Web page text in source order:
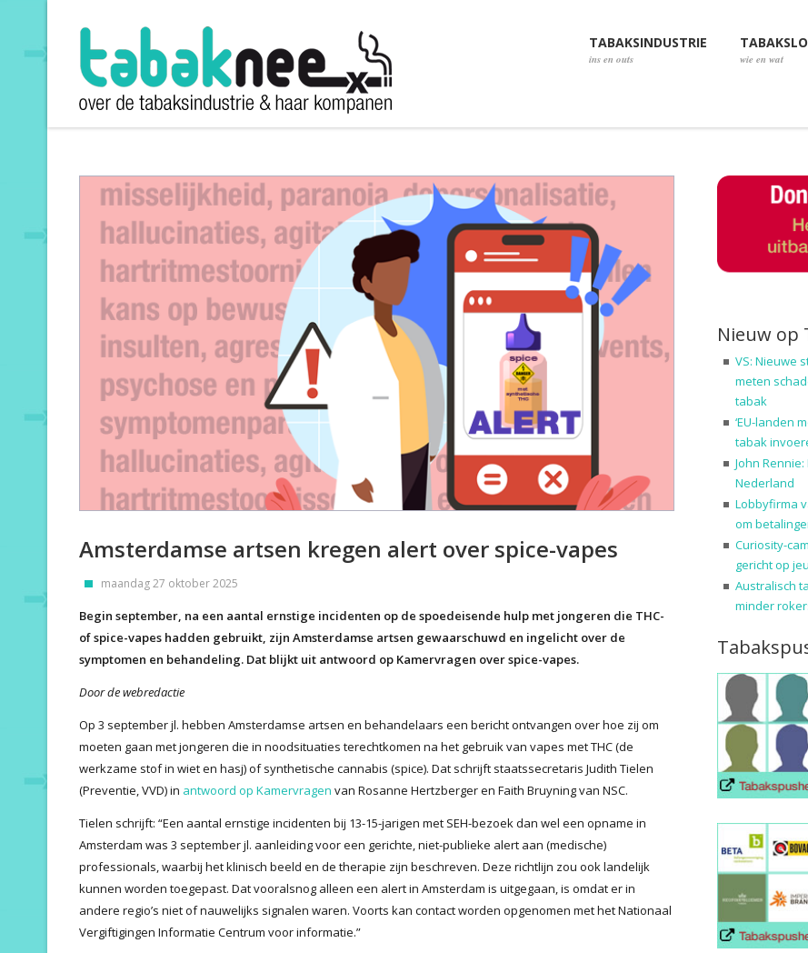
TABAKSINDUSTRIE
ins en outs wie en wat
Amsterdamse artsen kregen alert over spice-vapes
maandag 27 oktober 2025
Begin september, na een aantal ernstige incidenten op de spoedeisende hulp met jongeren die THC-
of spice-vapes hadden gebruikt, zijn Amsterdamse artsen gewaarschuwd en ingelicht over de
symptomen en behandeling. Dat blijkt uit antwoord op Kamervragen over spice-vapes.
Door de webredactie
Op 3 september jl. hebben Amsterdamse artsen en behandelaars een bericht ontvangen over hoe zij om
moeten gaan met jongeren die in noodsituaties terechtkomen na het gebruik van vapes met THC (de
werkzame stof in wiet en hasj) of synthetische cannabis (spice). Dat schrijft staatssecretaris Judith Tielen
(Preventie, VVD) in antwoord op Kamervragen van Rosanne Hertzberger en Faith Bruyning van NSC.
Tielen schrijft: “Een aantal ernstige incidenten bij 13-15-jarigen met SEH-bezoek dan wel een opname in
Amsterdam was 3 september jl. aanleiding voor een gerichte, niet-publieke alert aan (medische)
professionals, waarbij het klinisch beeld en de therapie zijn beschreven. Deze richtlijn zou ook landelijk
kunnen worden toegepast. Dat vooralsnog alleen een alert in Amsterdam is uitgegaan, is omdat er in
andere regio’s niet of nauwelijks signalen waren. Voorts kan contact worden opgenomen met het Nationaal
Vergiftigingen Informatie Centrum voor informatie.”
Nieuw op
VS: Nieuwe
meten
tabak
‘EU-landen
tabak
John Rennie:
Nederland
Lobbyfirma
om
Curiosity-
gericht op
Australisch
minder